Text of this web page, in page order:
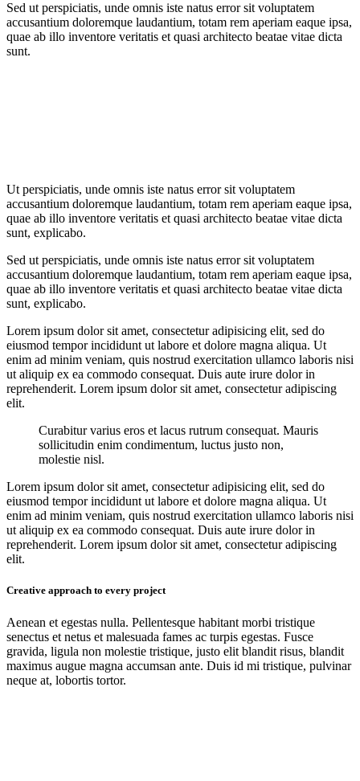
Sed ut perspiciatis, unde omnis iste natus error sit voluptatem
accusantium doloremque laudantium, totam rem aperiam eaque ipsa,
quae ab illo inventore veritatis et quasi architecto beatae vitae dicta
sunt.
Ut perspiciatis, unde omnis iste natus error sit voluptatem
accusantium doloremque laudantium, totam rem aperiam eaque ipsa,
quae ab illo inventore veritatis et quasi architecto beatae vitae dicta
sunt, explicabo.
Sed ut perspiciatis, unde omnis iste natus error sit voluptatem
accusantium doloremque laudantium, totam rem aperiam eaque ipsa,
quae ab illo inventore veritatis et quasi architecto beatae vitae dicta
sunt, explicabo.
Lorem ipsum dolor sit amet, consectetur adipisicing elit, sed do
eiusmod tempor incididunt ut labore et dolore magna aliqua. Ut
enim ad minim veniam, quis nostrud exercitation ullamco laboris nisi
ut aliquip ex ea commodo consequat. Duis aute irure dolor in
reprehenderit. Lorem ipsum dolor sit amet, consectetur adipiscing
elit.
Curabitur varius eros et lacus rutrum consequat. Mauris
sollicitudin enim condimentum, luctus justo non,
molestie nisl.
Lorem ipsum dolor sit amet, consectetur adipisicing elit, sed do
eiusmod tempor incididunt ut labore et dolore magna aliqua. Ut
enim ad minim veniam, quis nostrud exercitation ullamco laboris nisi
ut aliquip ex ea commodo consequat. Duis aute irure dolor in
reprehenderit. Lorem ipsum dolor sit amet, consectetur adipiscing
elit.
Creative approach to every project
Aenean et egestas nulla. Pellentesque habitant morbi tristique
senectus et netus et malesuada fames ac turpis egestas. Fusce
gravida, ligula non molestie tristique, justo elit blandit risus, blandit
maximus augue magna accumsan ante. Duis id mi tristique, pulvinar
neque at, lobortis tortor.